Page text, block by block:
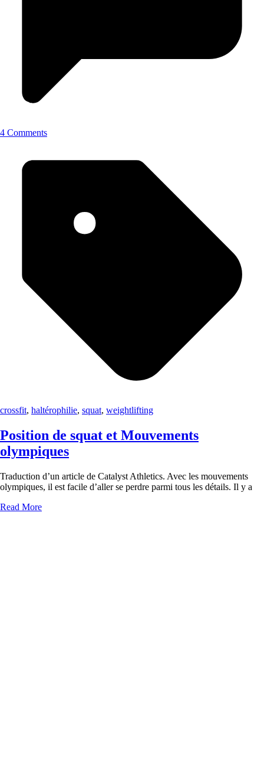
4 Comments
crossfit, haltérophilie, squat, weightlifting
Position de squat et Mouvements
olympiques
Traduction d’un article de Catalyst Athletics. Avec les mouvements
olympiques, il est facile d’aller se perdre parmi tous les détails. Il y a
Read More